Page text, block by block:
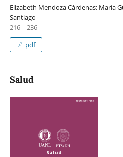
Elizabeth Mendoza Cárdenas; María
Santiago
216 – 236
pdf
Salud